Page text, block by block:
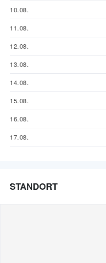
10.08.
11.08.
12.08.
13.08.
14.08.
15.08.
16.08.
17.08.
STANDORT